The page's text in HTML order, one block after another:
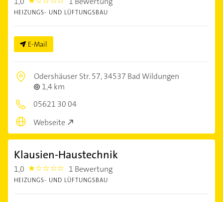
1.0
HEIZUNGS- UND LÜFTUNGSBAU
E-Mail
Odershäuser Str. 57,34537 Bad Wildungen
1,4 km
05621 30 04
Webseite
Klausien-Haustechnik
1,0 1.0 1 Bewertung
HEIZUNGS- UND LÜFTUNGSBAU